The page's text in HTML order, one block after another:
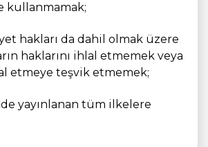
kullanmamak;
hakları da dahil olmak üzere
haklarını ihlal etmemek veya
etmeye teşvik etmemek;
yayınlanan tüm ilkelere